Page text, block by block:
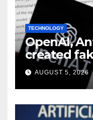
TECHNOLOGY
OpenAI,
created
during UK
Report
AUGUST 5, 2026